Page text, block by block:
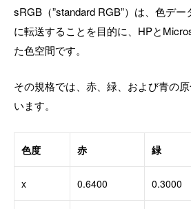
sRGB（”standard RGB”）は、色デ
に転送することを目的に、HPと
た色空間です。
その規格では、赤、緑、および青の
います。
色度 赤 緑
x 0.6400 0.3000